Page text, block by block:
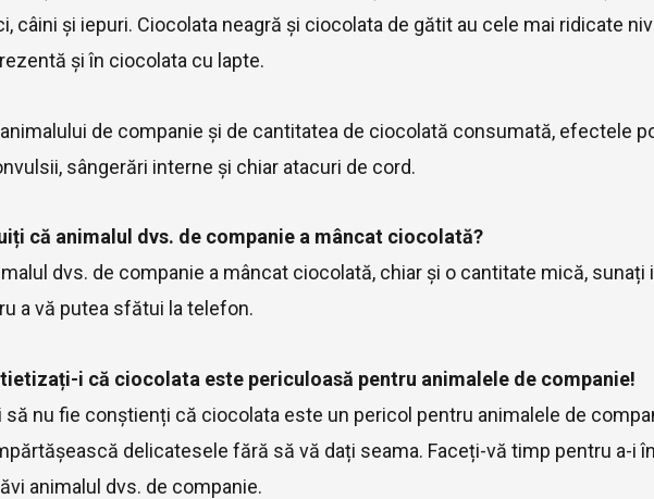
câini și iepuri. Ciocolata neagră și ciocolata de gătit au cele mai ridicate
și în ciocolata cu lapte.
de companie și de cantitatea de ciocolată consumată, efectele
sângerări interne și chiar atacuri de cord.
că animalul dvs. de companie a mâncat ciocolată?
dvs. de companie a mâncat ciocolată, chiar și o cantitate mică, sunați
a vă putea sfătui la telefon.
i că ciocolata este periculoasă pentru animalele de companie!
nu fie conștienți că ciocolata este un pericol pentru animalele de
delicatesele fără să vă dați seama. Faceți-vă timp pentru a-i
animalul dvs. de companie.